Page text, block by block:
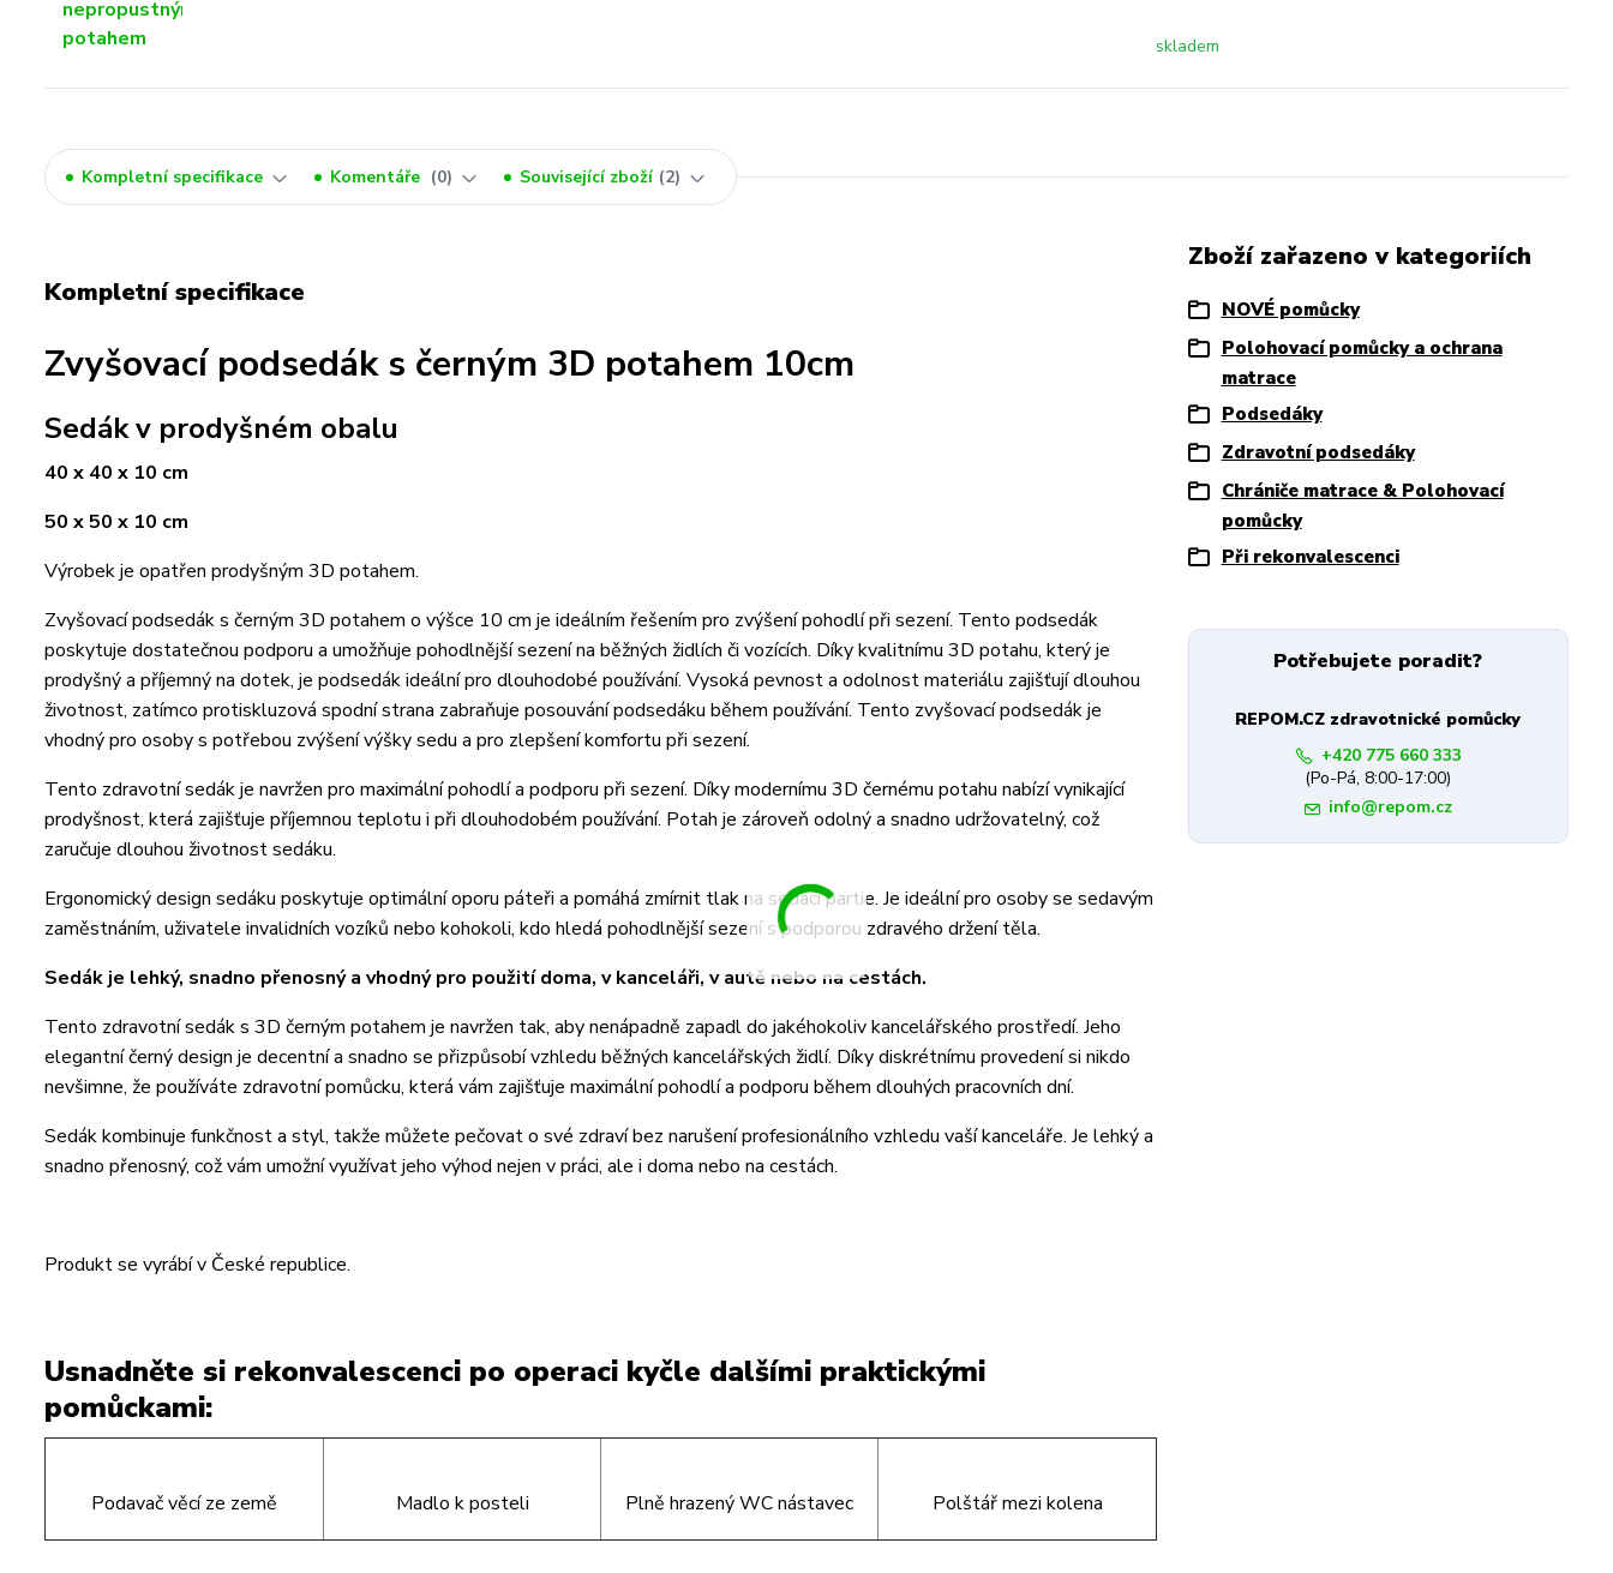
skladem
Kompletní specifikace Komentáře 0 Související zboží 2
Kompletní specifikace
Zvyšovací podsedák s černým 3D potahem 10cm
Sedák v prodyšném obalu
40 x 40 x 10 cm
50 x 50 x 10 cm
Výrobek je opatřen prodyšným 3D potahem.
Zvyšovací podsedák s černým 3D potahem o výšce 10 cm je ideálním řešením pro zvýšení pohodlí při sezení. Tento podsedák
poskytuje dostatečnou podporu a umožňuje pohodlnější sezení na běžných židlích či vozících. Díky kvalitnímu 3D potahu, který je
prodyšný a příjemný na dotek, je podsedák ideální pro dlouhodobé používání. Vysoká pevnost a odolnost materiálu zajišťují dlouhou
životnost, zatímco protiskluzová spodní strana zabraňuje posouvání podsedáku během používání. Tento zvyšovací podsedák je
vhodný pro osoby s potřebou zvýšení výšky sedu a pro zlepšení komfortu při sezení.
Tento zdravotní sedák je navržen pro maximální pohodlí a podporu při sezení. Díky modernímu 3D černému potahu nabízí vynikající
prodyšnost, která zajišťuje příjemnou teplotu i při dlouhodobém používání. Potah je zároveň odolný a snadno udržovatelný, což
zaručuje dlouhou životnost sedáku.
Ergonomický design sedáku poskytuje optimální oporu páteři a pomáhá zmírnit tlak na sedací partie. Je ideální pro osoby se sedavým
zaměstnáním, uživatele invalidních vozíků nebo kohokoli, kdo hledá pohodlnější sezení s podporou zdravého držení těla.
Sedák je lehký, snadno přenosný a vhodný pro použití doma, v kanceláři, v autě nebo na cestách.
Tento zdravotní sedák s 3D černým potahem je navržen tak, aby nenápadně zapadl do jakéhokoliv kancelářského prostředí. Jeho
elegantní černý design je decentní a snadno se přizpůsobí vzhledu běžných kancelářských židlí. Díky diskrétnímu provedení si nikdo
nevšimne, že používáte zdravotní pomůcku, která vám zajišťuje maximální pohodlí a podporu během dlouhých pracovních dní.
Sedák kombinuje funkčnost a styl, takže můžete pečovat o své zdraví bez narušení profesionálního vzhledu vaší kanceláře. Je lehký a
snadno přenosný, což vám umožní využívat jeho výhod nejen v práci, ale i doma nebo na cestách.
Produkt se vyrábí v České republice.
Usnadněte si rekonvalescenci po operaci kyčle dalšími praktickými
pomůckami:
Podavač věcí ze země Madlo k posteli Plně hrazený WC nástavec Polštář mezi kolena
Zboží zařazeno v kategoriích
NOVÉ pomůcky
Polohovací pomůcky a ochrana
matrace
Podsedáky
Zdravotní podsedáky
Chrániče matrace & Polohovací
pomůcky
Při rekonvalescenci
Potřebujete poradit?
REPOM.CZ zdravotnické pomůcky
+420 775 660 333
(Po-Pá, 8:00-17:00)
info@repom.cz